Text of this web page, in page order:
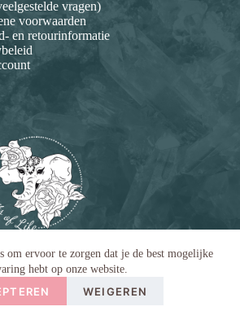
om ervoor te zorgen dat je de best mogelijke
hebt op onze website.
WEIGEREN
vragen)
voorwaarden
en retourinformatie